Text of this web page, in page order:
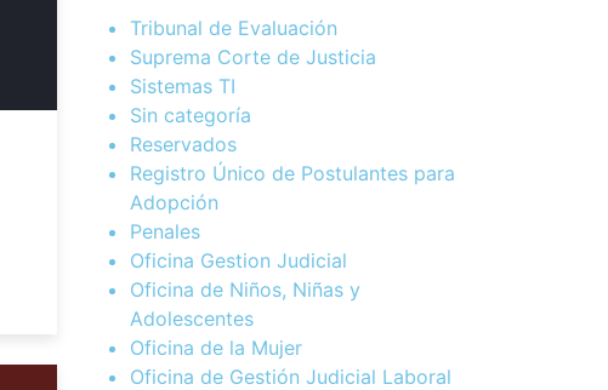
Tribunal de Evaluación
Suprema Corte de Justicia
Sistemas TI
Sin categoría
Reservados
Registro Único de Postulantes para
Adopción
Penales
Oficina Gestion Judicial
Oficina de Niños, Niñas y
Adolescentes
Oficina de la Mujer
Oficina de Gestión Judicial Laboral